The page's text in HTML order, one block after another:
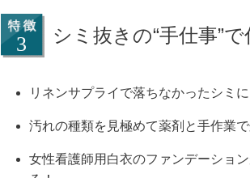
シミ抜きの“手仕事”
リネンサプライで落ちなかったシミ
汚れの種類を見極めて薬剤と手作業
女性看護師用白衣のファンデーショ